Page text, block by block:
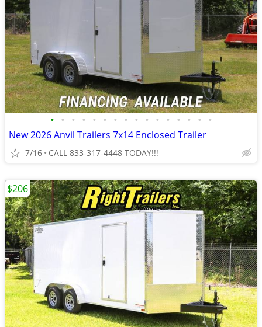
• • • • • • • • • • • • • • • •
New 2026 Anvil Trailers 7x14 Enclosed Trailer
7/16 CALL 833-317-4448 TODAY!!!
$206